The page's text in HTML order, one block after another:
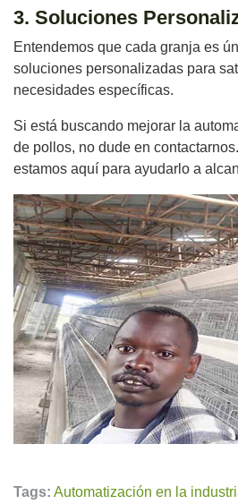
3. Soluciones
Entendemos que cada granja es
soluciones personalizadas para
necesidades específicas.
Si está buscando mejorar la
de pollos, no dude en
estamos aquí para ayudarlo a
Tags: Automatización en la